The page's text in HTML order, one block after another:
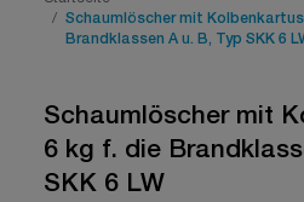
/ Schaumlöscher mit
Brandklassen A u. B, Typ SKK 6
Schaumlöscher mit
6 kg f. die
SKK 6 LW